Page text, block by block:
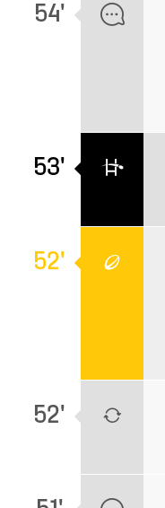
54'
53'
52'
52'